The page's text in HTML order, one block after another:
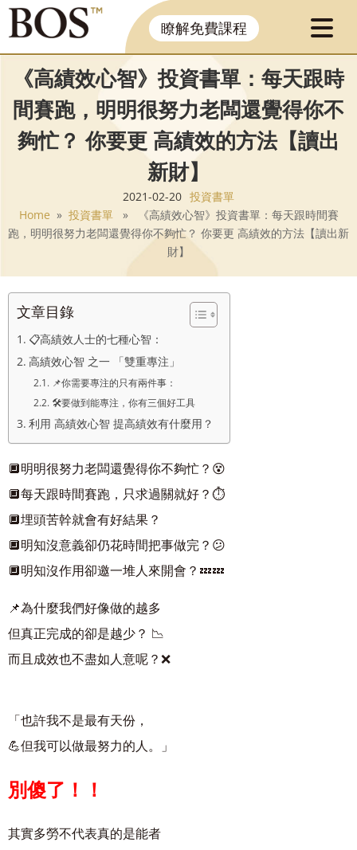
瞭解免費課程
《高績效心智》投資書單：每天跟時
間賽跑，明明很努力老闆還覺得你不
夠忙？ 你要更 高績效的方法【讀出
新財】
2021-02-20 投資書單
Home » 投資書單» 《高績效心智》投資書單：每天跟時間賽
跑，明明很努力老闆還覺得你不夠忙？ 你要更 高績效的方法【讀出新
財】
文章目錄
📋高績效人士的七種心智：
高績效心智 之一 「雙重專注」
📌你需要專注的只有兩件事：
🛠要做到能專注，你有三個好工具
利用 高績效心智 提高績效有什麼用？
🔲明明很努力老闆還覺得你不夠忙？😵
🔲每天跟時間賽跑，只求過關就好？⏱
🔲埋頭苦幹就會有好結果？
🔲明知沒意義卻仍花時間把事做完？😕
🔲明知沒作用卻邀一堆人來開會？💤💤
📌為什麼我們好像做的越多
但真正完成的卻是越少？ 📉
而且成效也不盡如人意呢？❌
「也許我不是最有天份，
💪但我可以做最努力的人。」
別傻了！！
其實多勞不代表真的是能者